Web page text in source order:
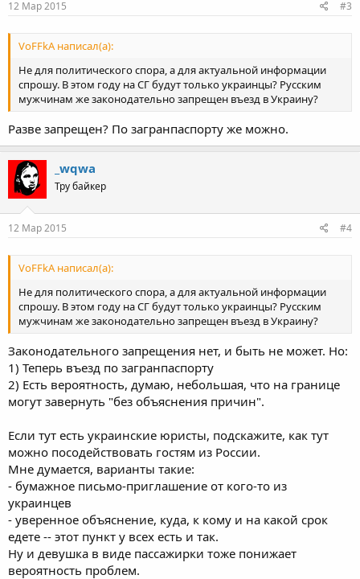
12 Мар 2015 #3
VoFFkA написал(а):
Не для политического спора, а для актуальной информации
спрошу. В этом году на СГ будут только украинцы? Русским
мужчинам же законодательно запрещен въезд в Украину?
Разве запрещен? По загранпаспорту же можно.
_wqwa
Тру байкер
12 Мар 2015 #4
VoFFkA написал(а):
Не для политического спора, а для актуальной информации
спрошу. В этом году на СГ будут только украинцы? Русским
мужчинам же законодательно запрещен въезд в Украину?
Законодательного запрещения нет, и быть не может. Но:
1) Теперь въезд по загранпаспорту
2) Есть вероятность, думаю, небольшая, что на границе
могут завернуть "без объяснения причин".
Если тут есть украинские юристы, подскажите, как тут
можно посодействовать гостям из России.
Мне думается, варианты такие:
- бумажное письмо-приглашение от кого-то из
украинцев
- уверенное объяснение, куда, к кому и на какой срок
едете -- этот пункт у всех есть и так.
Ну и девушка в виде пассажирки тоже понижает
вероятность проблем.